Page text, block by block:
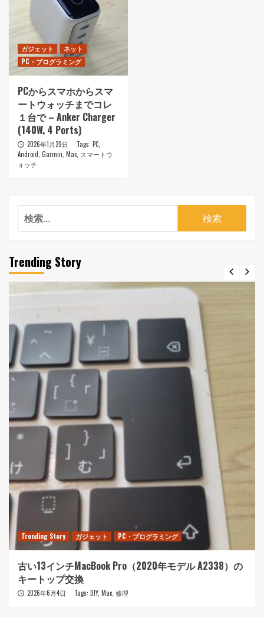
ガジェット
ネット
PC・プログラミング
PCからスマホからスマ
ートウォッチまでコレ
１台で – Anker Charger
(140W, 4 Ports)
2026年1月29日 Tags: PC,
Android, Garmin, Mac, スマートウ
ォッチ
検
索:
Trending Story
Trending Story ガジェット PC・プログラミング
古い13インチMacBook Pro（2020年モデル A2338）の
キートップ交換
2026年6月4日 Tags: DIY, Mac, 修理